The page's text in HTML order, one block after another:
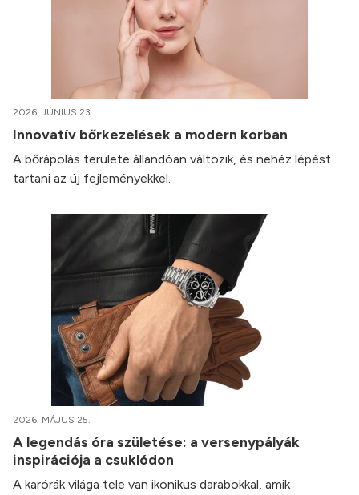
2026. JÚNIUS 23.
Innovatív bőrkezelések a modern korban
A bőrápolás területe állandóan változik, és nehéz lépést
tartani az új fejleményekkel.
2026. MÁJUS 25.
A legendás óra születése: a versenypályák
inspirációja a csuklódon
A karórák világa tele van ikonikus darabokkal, amik